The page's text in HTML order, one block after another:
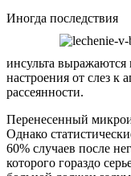
Иногда последствия
инсульта выражаются
настроения от слез к
рассеянности.
Перенесенный
Однако
60% случаев после
которого гораздо